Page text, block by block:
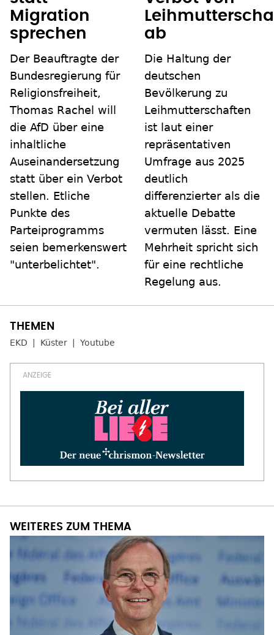
Migration
sprechen
Der Beauftragte der
Bundesregierung für
Religionsfreiheit,
Thomas Rachel will
die AfD über eine
inhaltliche
Auseinandersetzung
statt über ein Verbot
stellen. Etliche
Punkte des
Parteiprogramms
seien bemerkenswert
"unterbelichtet".
ab
Die Haltung der
deutschen
Bevölkerung zu
Leihmutterschaften
ist laut einer
repräsentativen
Umfrage aus 2025
deutlich
differenzierter als die
aktuelle Debatte
vermuten lässt. Eine
Mehrheit spricht sich
für eine rechtliche
Regelung aus.
EKD Küster Youtube
WEITERES ZUM THEMA